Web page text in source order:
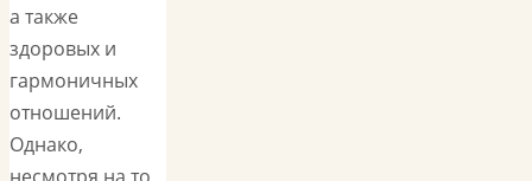
а также
здоровых и
гармоничных
отношений.
Однако,